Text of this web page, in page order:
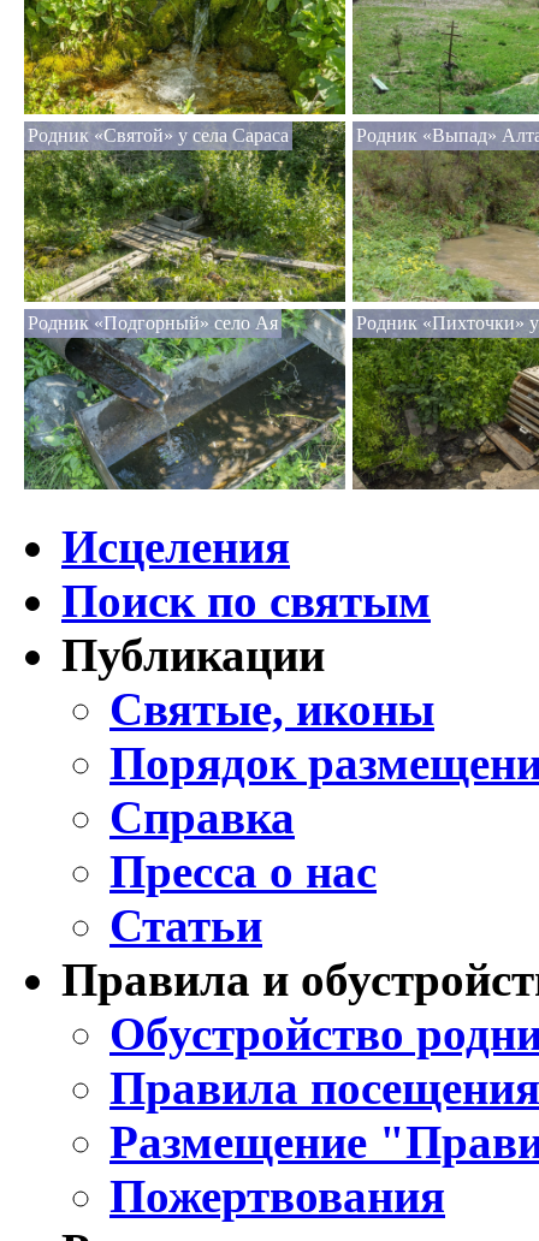
Родник «Святой» у села Сараса Родник «Выпад»
Родник «Подгорный» село Ая Родник «Пихточки» у
Исцеления
Поиск по святым
Публикации
Святые, иконы
Порядок
Справка
Пресса о нас
Статьи
Правила и
Обустройство
Правила
Размещение
Пожертвования